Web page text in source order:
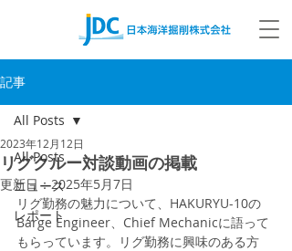
記事
All Posts
ニュース
レポート
All Posts
リグクルー対談動画の掲載
2023年12月12日
更新日：2025年5月7日
リグ勤務の魅力について、HAKURYU-10の
Barge Engineer、Chief Mechanicに語って
もらっています。リグ勤務に興味のある方